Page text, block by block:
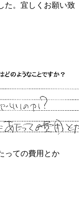
た。宜しくお願い致
っての費用とか